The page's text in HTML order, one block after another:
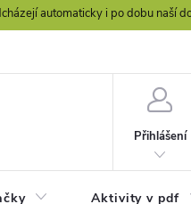
automaticky i po dobu naší
Přihlášení
Aktivity v pdf